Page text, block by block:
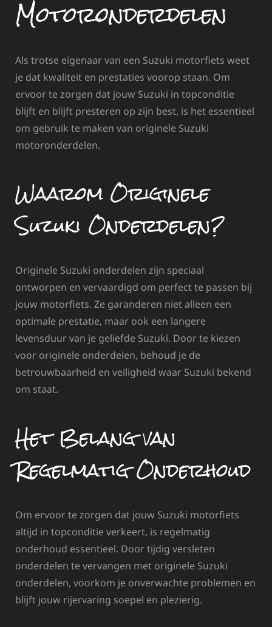
Motoronderdelen
Als trotse eigenaar van een Suzuki motorfiets weet
je dat kwaliteit en prestaties voorop staan. Om
ervoor te zorgen dat jouw Suzuki in topconditie
blijft en blijft presteren op zijn best, is het essentieel
om gebruik te maken van originele Suzuki
motoronderdelen.
Waarom Originele
Suzuki Onderdelen?
Originele Suzuki onderdelen zijn speciaal
ontworpen en vervaardigd om perfect te passen bij
jouw motorfiets. Ze garanderen niet alleen een
optimale prestatie, maar ook een langere
levensduur van je geliefde Suzuki. Door te kiezen
voor originele onderdelen, behoud je de
betrouwbaarheid en veiligheid waar Suzuki bekend
om staat.
Het Belang van
Regelmatig Onderhoud
Om ervoor te zorgen dat jouw Suzuki motorfiets
altijd in topconditie verkeert, is regelmatig
onderhoud essentieel. Door tijdig versleten
onderdelen te vervangen met originele Suzuki
onderdelen, voorkom je onverwachte problemen en
blijft jouw rijervaring soepel en plezierig.